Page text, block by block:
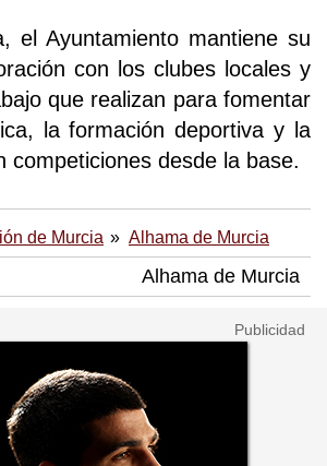
el Ayuntamiento mantiene su
con los clubes locales y
que realizan para fomentar
la formación deportiva y la
competiciones desde la base.
de Murcia Alhama de Murcia
Alhama de Murcia